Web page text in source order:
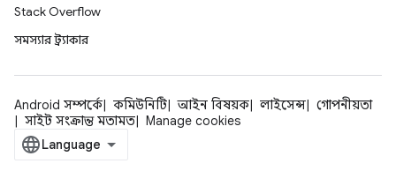
Stack Overflow
সমস্যার ট্র্যাকার
Android সম্পর্কে কমিউনিটি আইন বিষয়ক লাইসেন্স
গোপনীয়তা
সাইট সংক্রান্ত মতামত
Manage cookies